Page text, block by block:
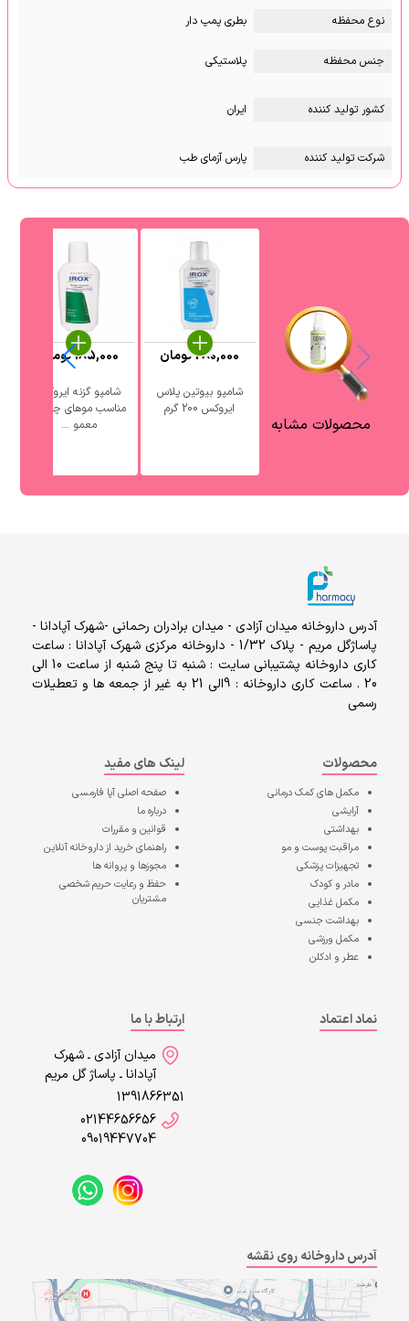
نوع محفظه بطری پمپ دار
جنس محفظه پلاستیکی
کشور تولید کننده ایران
شرکت تولید کننده پارس آزمای طب
محصولات مشابه
شامپو بیوتین پلاس
ایروکس 200 گرم
280,000تومان
شامپو گزنه ایروکس
مناسب موهای چرب و
معمو ...
185,000تومان
آدرس داروخانه میدان آزادی - میدان برادران رحمانی -شهرک آپادانا -
پاساژگل مریم - پلاک 1/32 - داروخانه مرکزی شهرک آپادانا : ساعت
کاری داروخانه پشتیبانی سایت : شنبه تا پنج شنبه از ساعت 10 الی
20 . ساعت کاری داروخانه : 9الی 21 به غیر از جمعه ها و تعطیلات
رسمی
محصولات
مکمل های کمک درمانی
آرایشی
بهداشتی
مراقبت پوست و مو
تجهیزات پزشکی
مادر و کودک
مکمل غذایی
بهداشت جنسی
مکمل ورزشی
عطر و ادکلن
لینک های مفید
صفحه اصلیآپا فارمسی
درباره ما
قوانین و مقررات
راهنمای خرید از داروخانه آنلاین
مجوزها و پروانه ها
حفظ و رعایت حریم شخصی
مشتریان
نماد اعتماد
ارتباط با ما
میدان آزادی ـ شهرک
آپادانا ـ پاساژ گل مریم
1391866351
02144656656
09019447704
آدرس داروخانه روی نقشه